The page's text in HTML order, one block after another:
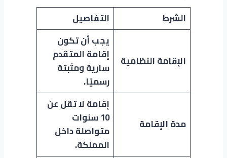
الشرط
التفاصيل
الإقامة النظامية
يجب أن تكون
إقامة المتقدم
سارية ومثبتة
رسميًا.
مدة الإقامة
إقامة لا تقل عن
10 سنوات
متواصلة داخل
المملكة.